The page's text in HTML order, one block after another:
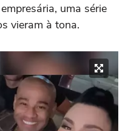
uma série
vieram à tona.